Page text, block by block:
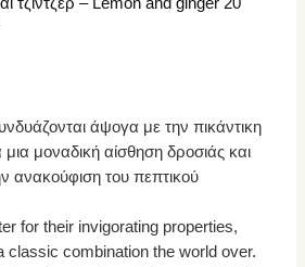
άψογα με την πικάντικη
μια μοναδική αίσθηση δροσιάς και
ανακούφιση του πεπτικού
for their invigorating properties,
classic combination the world over.